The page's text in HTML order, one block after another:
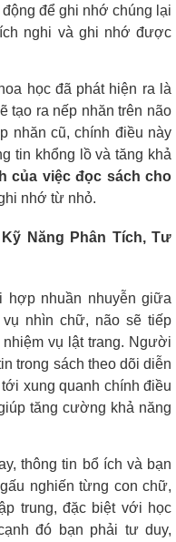
để ghi nhớ chúng lại
nghi và ghi nhớ được
học đã phát hiện ra là
tạo ra nếp nhăn trên não
nhăn cũ, chính điều này
tin khổng lồ và tăng khả
của việc đọc sách cho
nhớ từ nhỏ.
Năng Phân Tích, Tư
nhuần nhuyễn giữa
nhìn chữ, não sẽ tiếp
vụ lật trang. Người
trong sách theo dõi diễn
xung quanh chính điều
tăng cường khả năng
thông tin bổ ích và bạn
nghiến từng con chữ,
trung, đặc biệt với học
đó bạn phải tư duy,